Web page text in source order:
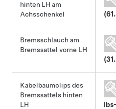
hinten LH am
Achsschenkel
Bremsschlauch am
Bremssattel vorne LH
Kabelbaumclips des
Bremssattels hinten
LH